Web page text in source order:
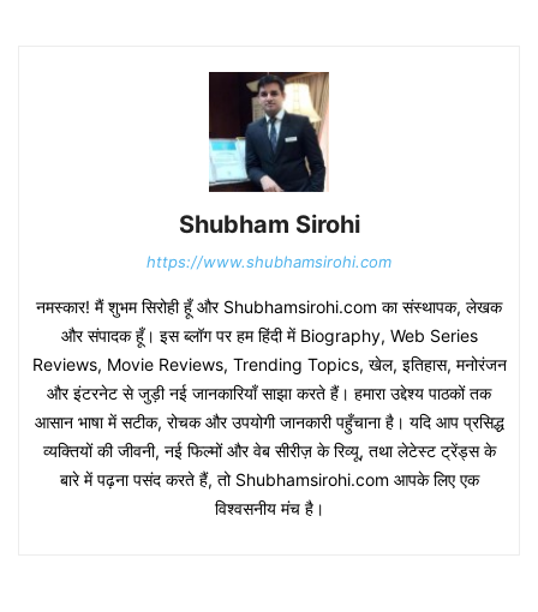
Shubham Sirohi
https://www.shubhamsirohi.com
नमस्कार! मैं शुभम सिरोही हूँ और Shubhamsirohi.com का संस्थापक, लेखक
और संपादक हूँ। इस ब्लॉग पर हम हिंदी में Biography, Web Series
Reviews, Movie Reviews, Trending Topics, खेल, इतिहास, मनोरंजन
और इंटरनेट से जुड़ी नई जानकारियाँ साझा करते हैं। हमारा उद्देश्य पाठकों तक
आसान भाषा में सटीक, रोचक और उपयोगी जानकारी पहुँचाना है। यदि आप प्रसिद्ध
व्यक्तियों की जीवनी, नई फिल्मों और वेब सीरीज़ के रिव्यू, तथा लेटेस्ट ट्रेंड्स के
बारे में पढ़ना पसंद करते हैं, तो Shubhamsirohi.com आपके लिए एक
विश्वसनीय मंच है।